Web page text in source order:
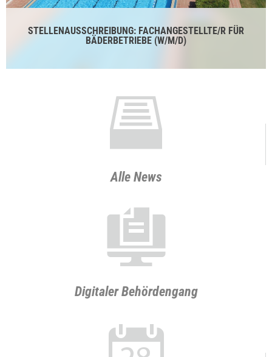
STELLENAUSSCHREIBUNG: FACHANGESTELLTE/R FÜR
BÄDERBETRIEBE (W/M/D)
e
Alle News
w
Digitaler Behördengang